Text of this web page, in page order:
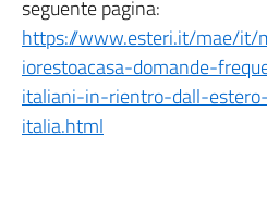
seguente pagina:
https://www.esteri.it/mae/it/
iorestoacasa-domande-
italiani-in-rientro-dall-
italia.html